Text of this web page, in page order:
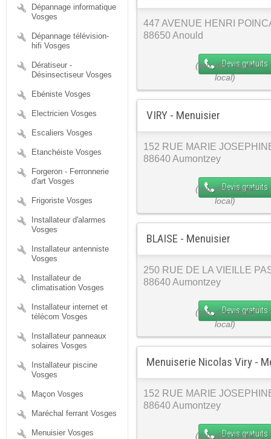
Dépannage informatique
Vosges
Dépannage télévision-
hifi Vosges
Dératiseur -
Désinsectiseur Vosges
Ebéniste Vosges
Electricien Vosges
Escaliers Vosges
Etanchéiste Vosges
Forgeron - Ferronnerie
d'art Vosges
Frigoriste Vosges
Installateur d'alarmes
Vosges
Installateur antenniste
Vosges
Installateur de
climatisation Vosges
Installateur internet et
télécom Vosges
Installateur panneaux
solaires Vosges
Installateur piscine
Vosges
Maçon Vosges
Maréchal ferrant Vosges
Menuisier Vosges
447 AVENUE HENRI
88650 Anould
Devis gratuits
VIRY - Menuisier
152 RUE MARIE
88640 Aumontzey
Devis gratuits
BLAISE - Menuisier
250 RUE DE LA VIEILLE
88640 Aumontzey
Devis gratuits
Menuiserie Nicolas Viry -
152 RUE MARIE
88640 Aumontzey
Devis gratuits